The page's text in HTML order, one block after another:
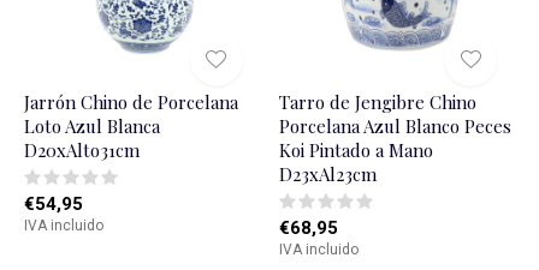
Jarrón Chino de Porcelana
Loto Azul Blanca
D20xAlto31cm
€54,95
IVA incluido
Tarro de Jengibre Chino
Porcelana Azul Blanco Peces
Koi Pintado a Mano
D23xAl23cm
€68,95
IVA incluido